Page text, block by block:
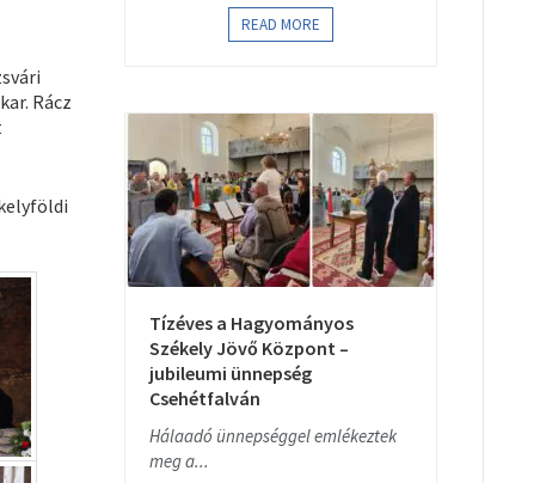
Rácz
READ MORE
Tízéves a Hagyományos
Székely Jövő Központ –
jubileumi ünnepség
Csehétfalván
Hálaadó ünnepséggel emlékeztek
meg a...